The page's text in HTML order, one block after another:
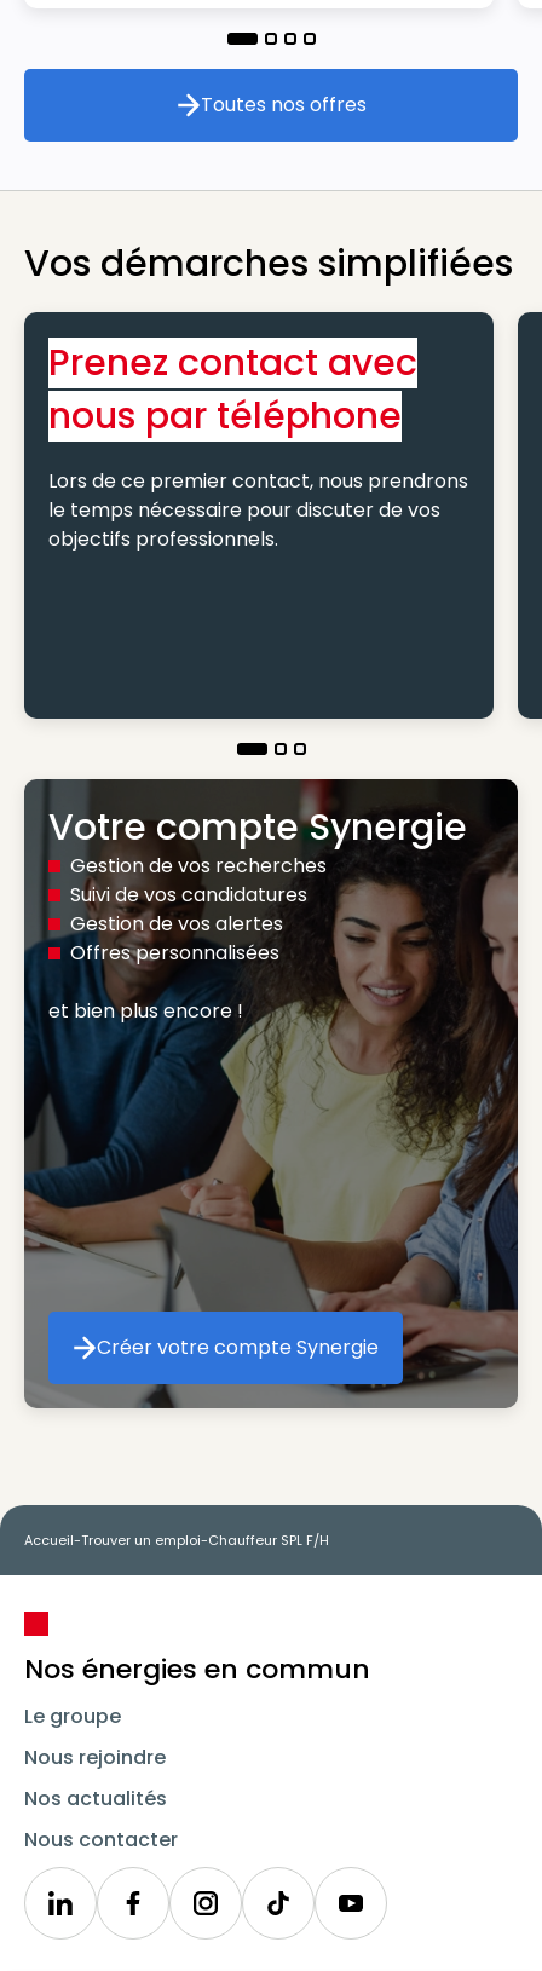
Toutes nos offres
Toutes nos offres
Vos démarches simplifiées
Prenez contact avec
nous par téléphone
Lors de ce premier contact, nous prendrons
le temps nécessaire pour discuter de vos
objectifs professionnels.
Votre compte Synergie
Gestion de vos recherches
Suivi de vos candidatures
Gestion de vos alertes
Offres personnalisées
et bien plus encore !
Créer votre compte Synergie
Créer votre compte Synergie
Accueil-Trouver un emploi-Chauffeur SPL F/H
Nos énergies en commun
Le groupe
Nous rejoindre
Nos actualités
Nous contacter
LinkedinSynergieInstagramTikTok Youtube